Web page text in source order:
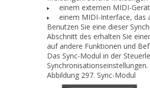
einem externen MIDI-
einem MIDI-Interface, das
Benutzen Sie eine dieser
Abschnitt des erhalten Sie
auf andere Funktionen und
Das Sync-Modul in der
Synchronisationseinstellungen.
Abbildung 297. Sync-Modul